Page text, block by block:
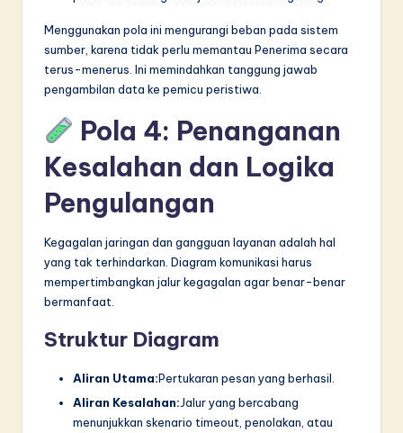
Menggunakan pola ini mengurangi beban pada sistem
sumber, karena tidak perlu memantau Penerima secara
terus-menerus. Ini memindahkan tanggung jawab
pengambilan data ke pemicu peristiwa.
Pola 4: Penanganan
Kesalahan dan Logika
Pengulangan
Kegagalan jaringan dan gangguan layanan adalah hal
yang tak terhindarkan. Diagram komunikasi harus
mempertimbangkan jalur kegagalan agar benar-benar
bermanfaat.
Struktur Diagram
Aliran Utama:Pertukaran pesan yang berhasil.
Aliran Kesalahan:Jalur yang bercabang
menunjukkan skenario timeout, penolakan, atau